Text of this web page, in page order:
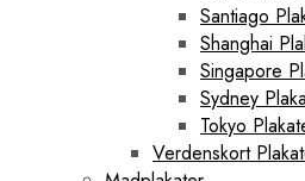
Santiago
Shanghai
Singapore
Sydney
Tokyo
Verdenskort